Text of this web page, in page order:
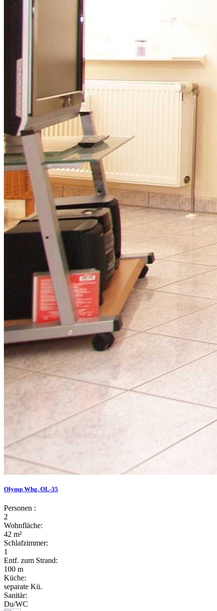
Olymp Whg. OL-35
Personen :
2
Wohnfläche:
42 m²
Schlafzimmer:
1
Entf. zum Strand:
100 m
Küche:
separate Kü.
Sanitär:
Du/WC